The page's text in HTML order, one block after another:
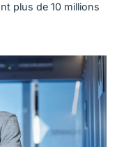
plus de 10 millions